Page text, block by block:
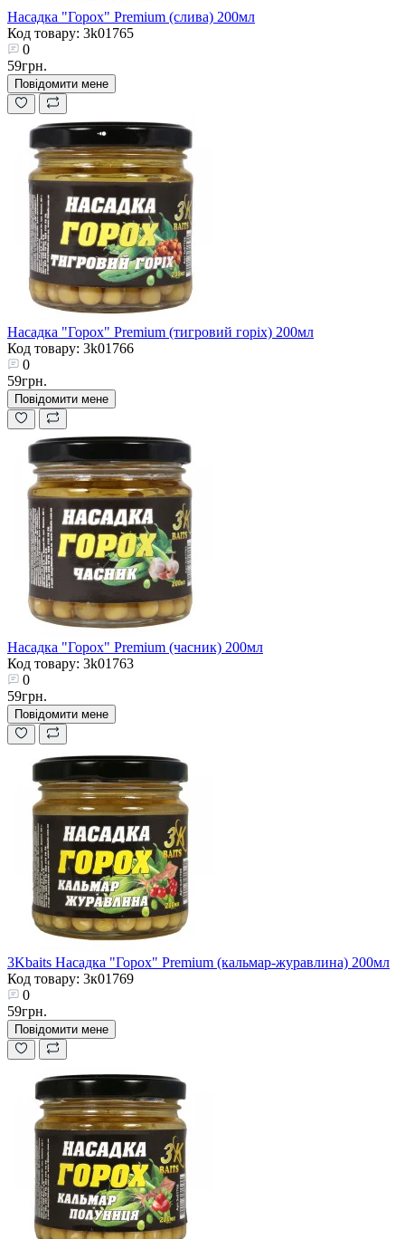
Насадка "Горох" Premium (слива) 200мл
Код товару: 3k01765
0
59грн.
Повідомити мене
Насадка "Горох" Premium (тигровий горіх) 200мл
Код товару: 3k01766
0
59грн.
Повідомити мене
Насадка "Горох" Premium (часник) 200мл
Код товару: 3k01763
0
59грн.
Повідомити мене
3Kbaits Насадка "Горох" Premium (кальмар-журавлина) 200мл
Код товару: 3к01769
0
59грн.
Повідомити мене